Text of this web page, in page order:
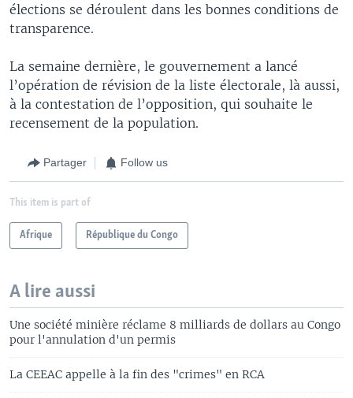
élections se déroulent dans les bonnes conditions de
transparence.
La semaine dernière, le gouvernement a lancé
l’opération de révision de la liste électorale, là aussi,
à la contestation de l’opposition, qui souhaite le
recensement de la population.
Partager Follow us
This item is part of
Afrique République du Congo
A lire aussi
Une société minière réclame 8 milliards de dollars au Congo
pour l'annulation d'un permis
La CEEAC appelle à la fin des "crimes" en RCA